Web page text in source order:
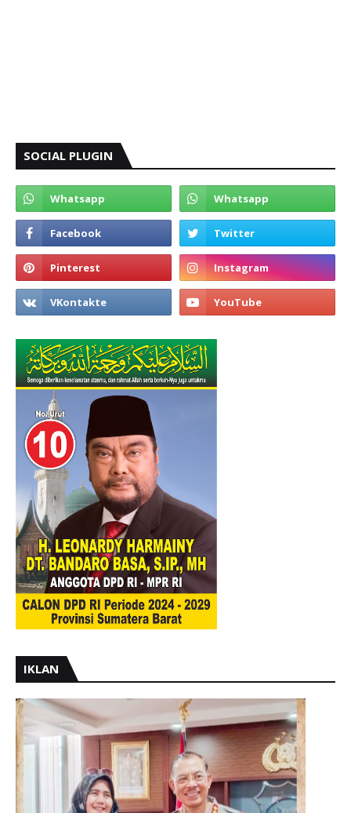
SOCIAL PLUGIN
IKLAN